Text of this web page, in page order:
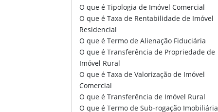
O que é Tipologia de Imóvel Comercial
O que é Taxa de Rentabilidade de Imóvel
Residencial
O que é Termo de Alienação Fiduciária
O que é Transferência de Propriedade de
Imóvel Rural
O que é Taxa de Valorização de Imóvel
Comercial
O que é Transferência de Imóvel Rural
O que é Termo de Sub-rogação Imobiliária